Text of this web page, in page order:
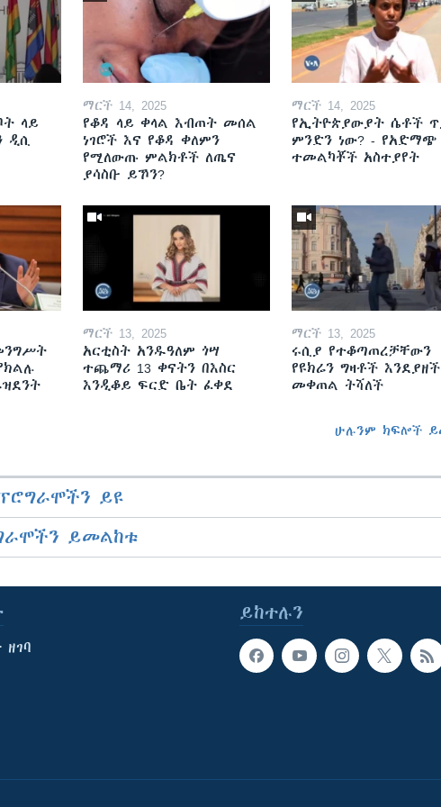
ላይ
ዲሲ
ማርች 14, 2025
የቆዳ ላይ ቀላል እብጠት መሰል
ነገሮች እና የቆዳ ቀለምን
የሚለውጡ ምልክቶች ለጤና
ያሳስቡ ይኾን?
ማርች 14, 2025
የኢትዮጵያውያት ሴቶች
ምንድን ነው? - የአድማጭ
ተመልካቾች አስተያየት
ማርች 13, 2025
አርቲስት አንዱዓለም ጎሣ
ተጨማሪ 13 ቀናትን በእስር
እንዲቆይ ፍርድ ቤት ፈቀደ
ማርች 13, 2025
ሩሲያ የተቆጣጠረቻቸውን
የዩክሬን ግዛቶች እንደያዘች
መቀጠል ትሻለች
ሁሉንም ክፍሎች
ይዩ
ይመልከቱ
ይከተሉን
ዘገባ